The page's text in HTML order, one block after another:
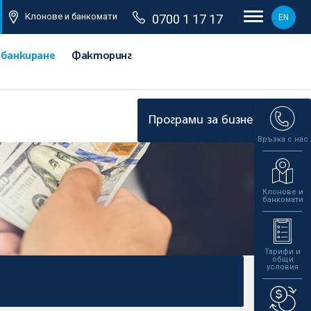
Клонове и банкомати 0700 1 17 17 EN
Факторинг
Програми за бизнеса
Връзка с нас
Клонове и
банкомати
Тарифи и
общи
условия